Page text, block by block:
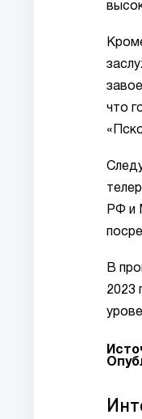
что
РФ и
В
2023